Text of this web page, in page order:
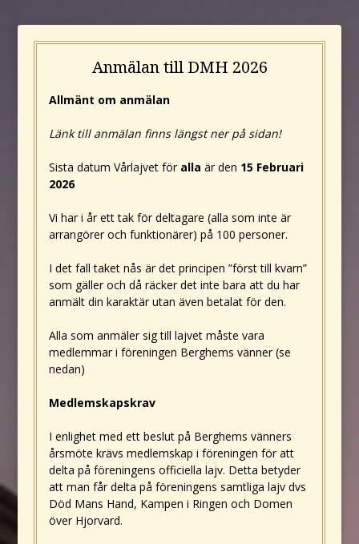
Anmälan till DMH 2026
Allmänt om anmälan
Länk till anmälan finns längst ner på sidan!
Sista datum Vårlajvet för alla är den 15 Februari
2026
Vi har i år ett tak för deltagare (alla som inte är
arrangörer och funktionärer) på 100 personer.
I det fall taket nås är det principen ”först till kvarn”
som gäller och då räcker det inte bara att du har
anmält din karaktär utan även betalat för den.
Alla som anmäler sig till lajvet måste vara
medlemmar i föreningen Berghems vänner (se
nedan)
Medlemskapskrav
I enlighet med ett beslut på Berghems vänners
årsmöte krävs medlemskap i föreningen för att
delta på föreningens officiella lajv. Detta betyder
att man får delta på föreningens samtliga lajv dvs
Död Mans Hand, Kampen i Ringen och Domen
över Hjorvard.